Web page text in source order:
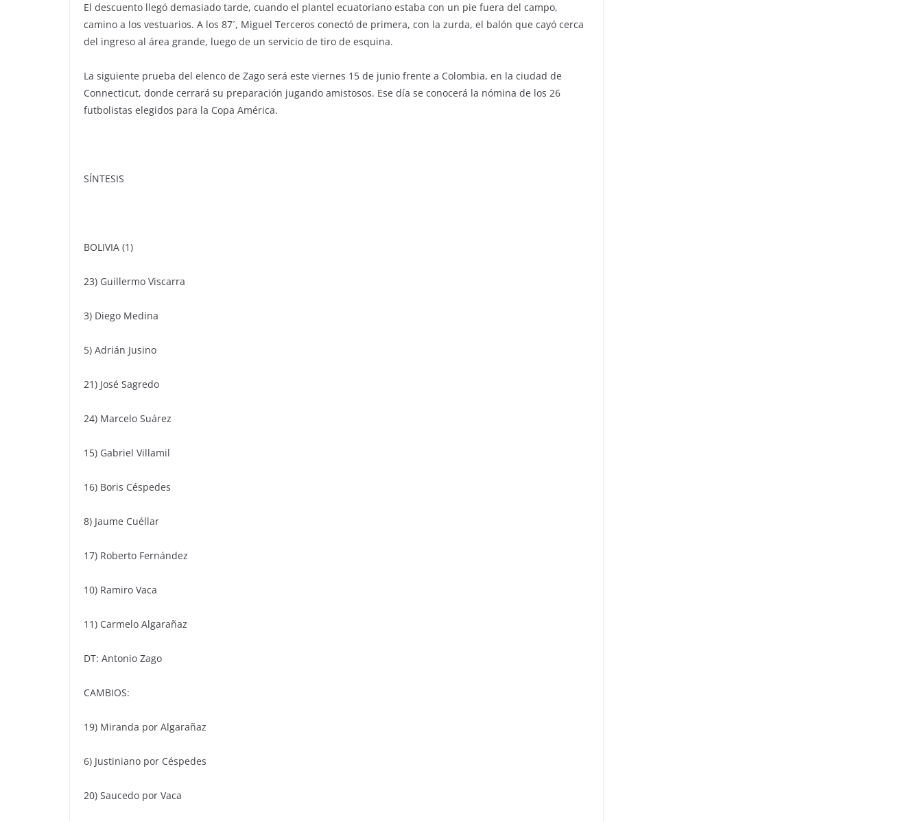
El descuento llegó demasiado tarde, cuando el plantel ecuatoriano estaba con un pie fuera del campo,
camino a los vestuarios. A los 87´, Miguel Terceros conectó de primera, con la zurda, el balón que cayó cerca
del ingreso al área grande, luego de un servicio de tiro de esquina.
La siguiente prueba del elenco de Zago será este viernes 15 de junio frente a Colombia, en la ciudad de
Connecticut, donde cerrará su preparación jugando amistosos. Ese día se conocerá la nómina de los 26
futbolistas elegidos para la Copa América.
SÍNTESIS
BOLIVIA (1)
23) Guillermo Viscarra
3) Diego Medina
5) Adrián Jusino
21) José Sagredo
24) Marcelo Suárez
15) Gabriel Villamil
16) Boris Céspedes
8) Jaume Cuéllar
17) Roberto Fernández
10) Ramiro Vaca
11) Carmelo Algarañaz
DT: Antonio Zago
CAMBIOS:
19) Miranda por Algarañaz
6) Justiniano por Céspedes
20) Saucedo por Vaca